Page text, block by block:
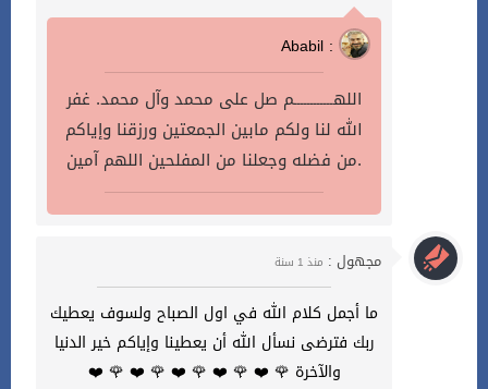
Ababil :
اللهــــــــــــم صل على محمد وآل محمد. غفر
الله لنا ولكم مابين الجمعتين ورزقنا وإياكم
من فضله وجعلنا من المفلحين اللهم آمين.
مجهول : منذ 1 سنة
ما أجمل كلام الله في اول الصباح ولسوف يعطيك
ربك فترضى نسأل الله أن يعطينا وإياكم خير الدنيا
والآخرة 🌹 ❤️ 🌹 ❤️ 🌹 ❤️ 🌹 ❤️ 🌹 ❤️